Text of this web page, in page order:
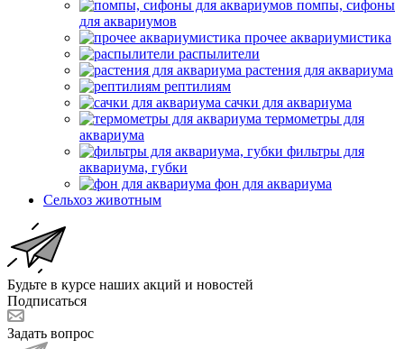
помпы, сифоны
для аквариумов
прочее аквариумистика
распылители
растения для аквариума
рептилиям
сачки для аквариума
термометры для
аквариума
фильтры для
аквариума, губки
фон для аквариума
Сельхоз животным
Будьте в курсе наших акций и новостей
Подписаться
Задать вопрос